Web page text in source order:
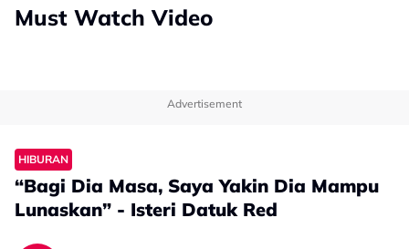
Must Watch Video
Advertisement
HIBURAN
“Bagi Dia Masa, Saya Yakin Dia Mampu
Lunaskan” - Isteri Datuk Red